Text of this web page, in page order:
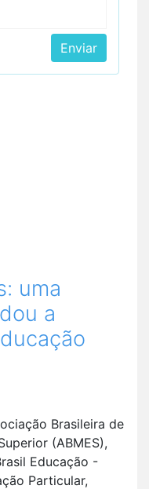
Enviar
uma
a
Brasileira de
(ABMES),
Educação -
Particular,